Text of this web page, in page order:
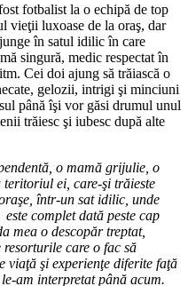
la o echipă de top
vieţii luxoase de la oraş, dar
în satul idilic în care
singură, medic respectat în
Cei doi ajung să trăiască o
gelozii, intrigi şi minciuni
până îşi vor găsi drumul unul
trăiesc şi iubesc după alte
o mamă grijulie, o
ei, care-şi trăieste
într-un sat idilic, unde
complet dată peste cap
mea o descopăr treptat,
care o fac să
viaţă şi experienţe diferite faţă
am interpretat până acum.